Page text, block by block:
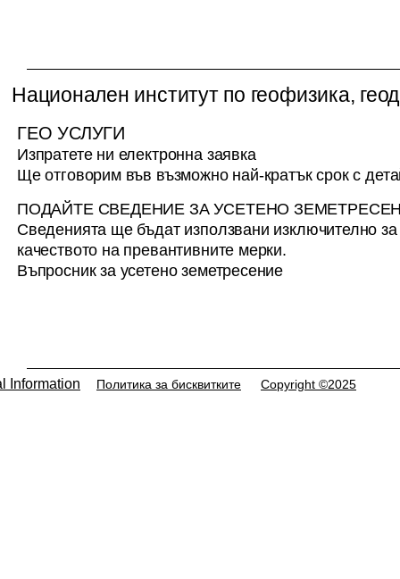
направление 5.7. Архитектура,
строителство и геодезия,
висша и приложна геодезия” за
нуждите на департамент
Геодезия , обнародван в
“Държавен вестник” брой
Земята,
стопанство , обнародван в
“Държавен
Национален институт по геофизика,
ГЕО УСЛУГИ
Изпратете ни електронна заявка
Ще отговорим във възможно най-кратък срок с
ПОДАЙТЕ СВЕДЕНИЕ ЗА УСЕТЕНО
Сведенията ще бъдат използвани изключително
качеството на превантивните мерки.
Въпросник за усетено земетресение
Information Copyright ©2025
Политика за бисквитките